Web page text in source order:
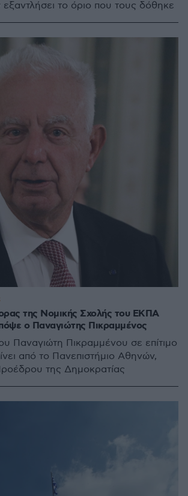
εξαντλήσει το όριο που τους δόθηκε
της Νομικής Σχολής του ΕΚΠΑ
ο Παναγιώτης Πικραμμένος
Παναγιώτη Πικραμμένου σε επίτιμο
από το Πανεπιστήμιο Αθηνών,
της Δημοκρατίας